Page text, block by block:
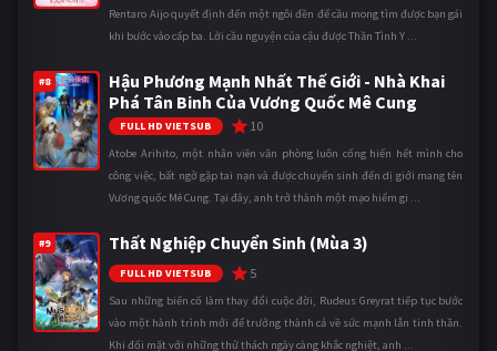
Rentaro Aijo quyết định đến một ngôi đền để cầu mong tìm được bạn gái
khi bước vào cấp ba. Lời cầu nguyện của cậu được Thần Tình Y ...
#8
Hậu Phương Mạnh Nhất Thế Giới - Nhà Khai
Phá Tân Binh Của Vương Quốc Mê Cung
FULL HD VIETSUB 10
Atobe Arihito, một nhân viên văn phòng luôn cống hiến hết mình cho
công việc, bất ngờ gặp tai nạn và được chuyển sinh đến dị giới mang tên
Vương quốc Mê Cung. Tại đây, anh trở thành một mạo hiểm gi ...
#9 Thất Nghiệp Chuyển Sinh (Mùa 3)
FULL HD VIETSUB 5
Sau những biến cố làm thay đổi cuộc đời, Rudeus Greyrat tiếp tục bước
vào một hành trình mới để trưởng thành cả về sức mạnh lẫn tinh thần.
Khi đối mặt với những thử thách ngày càng khắc nghiệt, anh ...